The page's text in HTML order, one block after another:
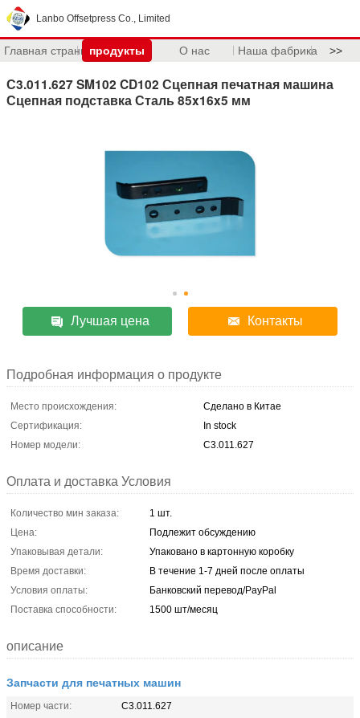
Lanbo Offsetpress Co., Limited
Главная страницапродукты О нас Наша фабрика >>
С3.011.627 SM102 CD102 Сцепная печатная машина
Сцепная подставка Сталь 85x16x5 мм
Лучшая цена Контакты
Подробная информация о продукте
Место происхождения:
Сделано в Китае
Сертификация:
In stock
Номер модели:
С3.011.627
Оплата и доставка Условия
Количество мин заказа:
1 шт.
Цена:
Подлежит обсуждению
Упаковывая детали:
Упаковано в картонную коробку
Время доставки:
В течение 1-7 дней после оплаты
Условия оплаты:
Банковский перевод/PayPal
Поставка способности:
1500 шт/месяц
описание
Запчасти для печатных машин
Номер части:
С3.011.627